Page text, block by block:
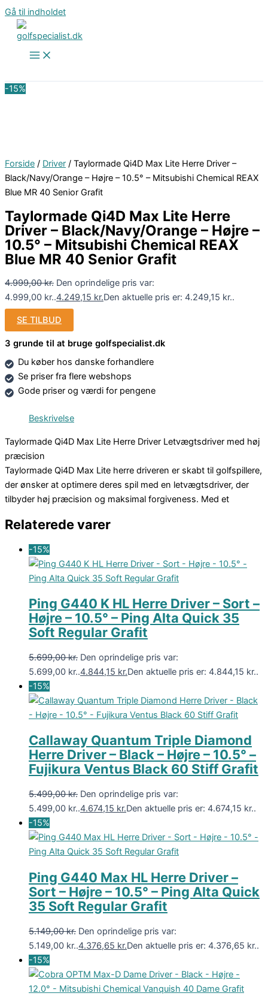
Gå til indholdet
-15%
Forside / Driver / Taylormade Qi4D Max Lite Herre Driver –
Black/Navy/Orange – Højre – 10.5° – Mitsubishi Chemical REAX
Blue MR 40 Senior Grafit
Taylormade Qi4D Max Lite Herre
Driver – Black/Navy/Orange – Højre –
10.5° – Mitsubishi Chemical REAX
Blue MR 40 Senior Grafit
4.999,00kr. Den oprindelige pris var:
4.999,00 kr..4.249,15 kr.Den aktuelle pris er: 4.249,15 kr..
SE TILBUD
3 grunde til at bruge golfspecialist.dk
Du køber hos danske forhandlere
Se priser fra flere webshops
Gode priser og værdi for pengene
Beskrivelse
Taylormade Qi4D Max Lite Herre Driver Letvægtsdriver med høj
præcision
Taylormade Qi4D Max Lite herre driveren er skabt til golfspillere,
der ønsker at optimere deres spil med en letvægtsdriver, der
tilbyder høj præcision og maksimal forgiveness. Med et
Relaterede varer
-15%
Ping G440 K HL Herre Driver – Sort –
Højre – 10.5° – Ping Alta Quick 35
Soft Regular Grafit
5.699,00kr. Den oprindelige pris var:
5.699,00 kr..4.844,15 kr.Den aktuelle pris er: 4.844,15 kr..
-15%
Callaway Quantum Triple Diamond
Herre Driver – Black – Højre – 10.5° –
Fujikura Ventus Black 60 Stiff Grafit
5.499,00kr. Den oprindelige pris var:
5.499,00 kr..4.674,15 kr.Den aktuelle pris er: 4.674,15 kr..
-15%
Ping G440 Max HL Herre Driver –
Sort – Højre – 10.5° – Ping Alta Quick
35 Soft Regular Grafit
5.149,00kr. Den oprindelige pris var:
5.149,00 kr..4.376,65 kr.Den aktuelle pris er: 4.376,65 kr..
-15%